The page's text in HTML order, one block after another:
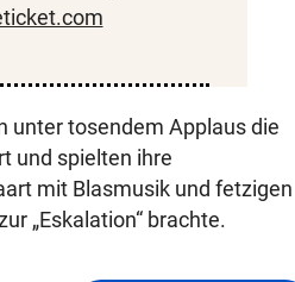
unter tosendem Applaus die
und spielten ihre
mit Blasmusik und fetzigen
„Eskalation“ brachte.